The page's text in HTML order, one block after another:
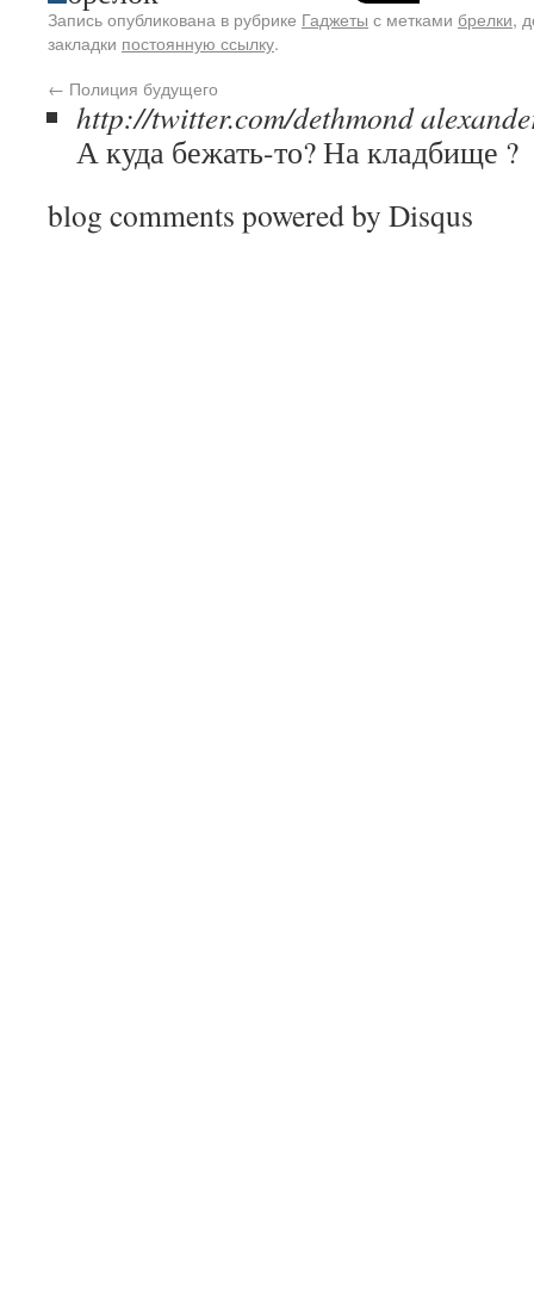
Запись опубликована в рубрике Гаджеты с метками брелки,
закладки постоянную ссылку.
← Полиция будущего
http://twitter.com/dethmond
А куда бежать-то? На кладбище ?
blog comments powered by Disqus